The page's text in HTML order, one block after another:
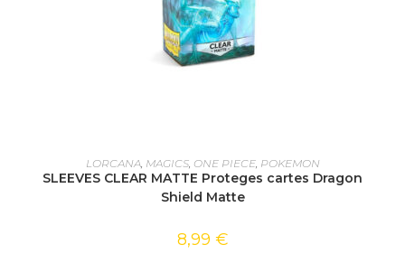
AJOUTER AU PANIER
LORCANA, MAGICS, ONE PIECE, POKEMON
SLEEVES CLEAR MATTE Proteges cartes Dragon
Shield Matte
8,99 €